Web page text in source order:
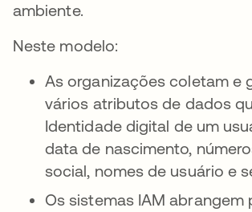
ambiente.
Neste modelo:
As organizações coletam e
vários atributos de dados
Identidade digital de um
data de nascimento,
social, nomes de usuário e
Os sistemas IAM abrangem